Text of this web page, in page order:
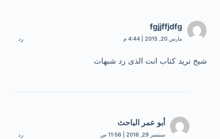
fgjjffjdfg
مارس 20, 2015 | 4:44 م رد
شيخ نريد كتاب انت الذى رد شبهات
أبو عمر الباحث
سبتمبر 29, 2016 | 11:56 ص رد